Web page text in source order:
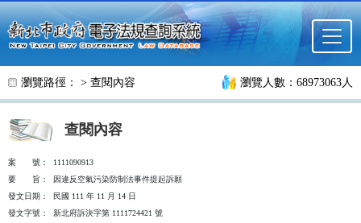
跳至主要內容
瀏覽路徑： > 查閱內容 瀏覽人數：68973063人
查閱內容
案 號：
1111090913
要
旨：
因違反空氣污染防制法事件提起訴願
發文日期：
民國 111 年 11 月 14 日
發文字號：
新北府訴決字第 1111724421 號